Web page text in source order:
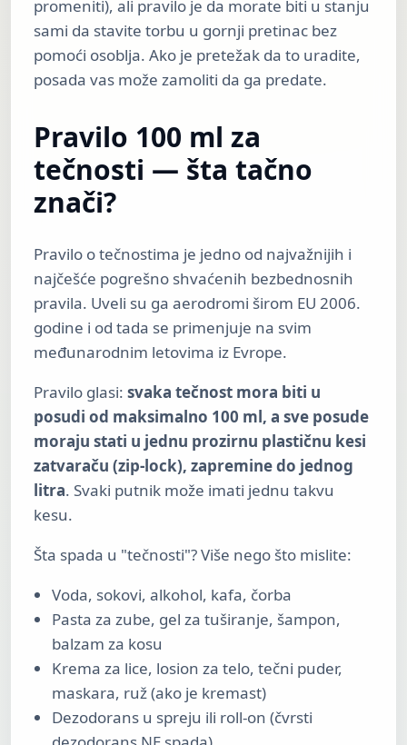
promeniti), ali pravilo je da morate biti u stanju
sami da stavite torbu u gornji pretinac bez
pomoći osoblja. Ako je pretežak da to uradite,
posada vas može zamoliti da ga predate.
Pravilo 100 ml za
tečnosti — šta tačno
znači?
Pravilo o tečnostima je jedno od najvažnijih i
najčešće pogrešno shvaćenih bezbednosnih
pravila. Uveli su ga aerodromi širom EU 2006.
godine i od tada se primenjuje na svim
međunarodnim letovima iz Evrope.
Pravilo glasi: svaka tečnost mora biti u
posudi od maksimalno 100 ml, a sve posude
moraju stati u jednu prozirnu plastičnu kesi
zatvaraču (zip-lock), zapremine do jednog
litra. Svaki putnik može imati jednu takvu
kesu.
Šta spada u "tečnosti"? Više nego što mislite:
Voda, sokovi, alkohol, kafa, čorba
Pasta za zube, gel za tuširanje, šampon,
balzam za kosu
Krema za lice, losion za telo, tečni puder,
maskara, ruž (ako je kremast)
Dezodorans u spreju ili roll-on (čvrsti